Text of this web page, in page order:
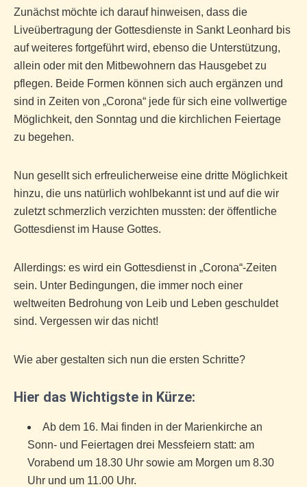
Zunächst möchte ich darauf hinweisen, dass die
Liveübertragung der Gottesdienste in Sankt Leonhard bis
auf weiteres fortgeführt wird, ebenso die Unterstützung,
allein oder mit den Mitbewohnern das Hausgebetzu
pflegen. Beide Formen können sich auch ergänzen und
sind in Zeiten von „Corona“ jede für sich eine vollwertige
Möglichkeit, den Sonntag und die kirchlichen Feiertage
zu begehen.
Nun gesellt sich erfreulicherweise eine dritte Möglichkeit
hinzu, die uns natürlich wohlbekannt ist und auf die wir
zuletzt schmerzlich verzichten mussten: der öffentliche
Gottesdienstim Hause Gottes.
Allerdings: es wird ein Gottesdienst in „Corona“-Zeiten
sein. Unter Bedingungen, die immer noch einer
weltweiten Bedrohung von Leib und Leben geschuldet
sind. Vergessen wir das nicht!
Wie aber gestalten sich nun die ersten Schritte?
Hier das Wichtigste in Kürze:
Ab dem 16. Mai finden in der Marienkirche an
Sonn- und Feiertagen drei Messfeiern statt: am
Vorabend um 18.30 Uhr sowie am Morgen um 8.30
Uhr und um 11.00 Uhr.